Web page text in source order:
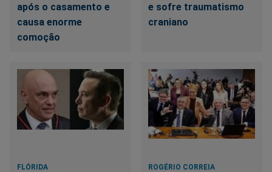
após o casamento e
causa enorme
comoção
e sofre traumatismo
craniano
FLÓRIDA ROGÉRIO CORREIA